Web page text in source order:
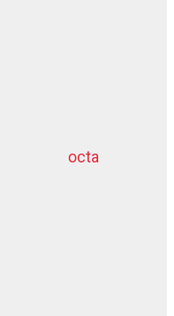
octa
dziļurbums